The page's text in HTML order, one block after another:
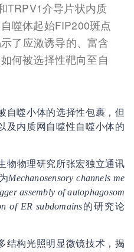
TRPV1介导片状内质
噬体起始FIP200斑点
了应激诱导的、富含
何被选择性靶向至自
自噬小体的选择性包裹，但
及内质网自噬性自噬小体的
物物理研究所张宏独立通讯
Mechanosensory channels me
assembly of autophagosom
of ER subdomains的研究论
结构光照明显微镜技术，揭